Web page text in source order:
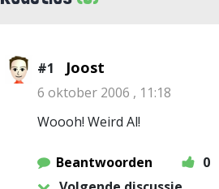
#1 Joost
6 oktober 2006 , 11:18
Woooh! Weird Al!
Beantwoorden
0